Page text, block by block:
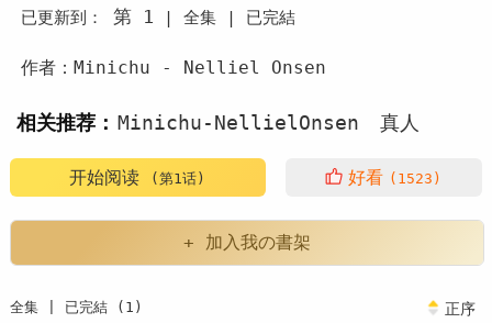
已更新到： 第 1 | 全集 | 已完結
作者：Minichu - Nelliel Onsen
相关推荐： Minichu-NellielOnsen 真人
开始阅读 (第1话) 好看 (1523)
+ 加入我の書架
全集 | 已完結 (1) 正序